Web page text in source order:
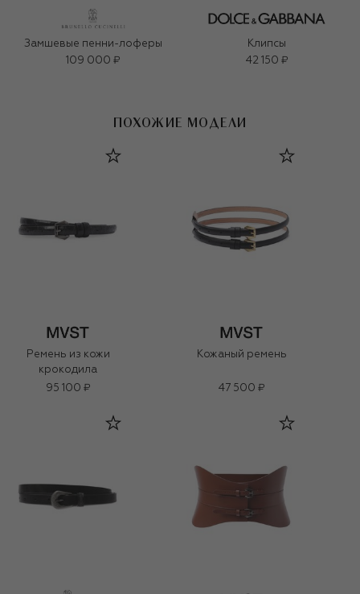
Замшевые пенни-лоферы
109 000 ₽
Клипсы
42 150 ₽
ПОХОЖИЕ МОДЕЛИ
Ремень из кожи
крокодила
95 100 ₽
Кожаный ремень
47 500 ₽